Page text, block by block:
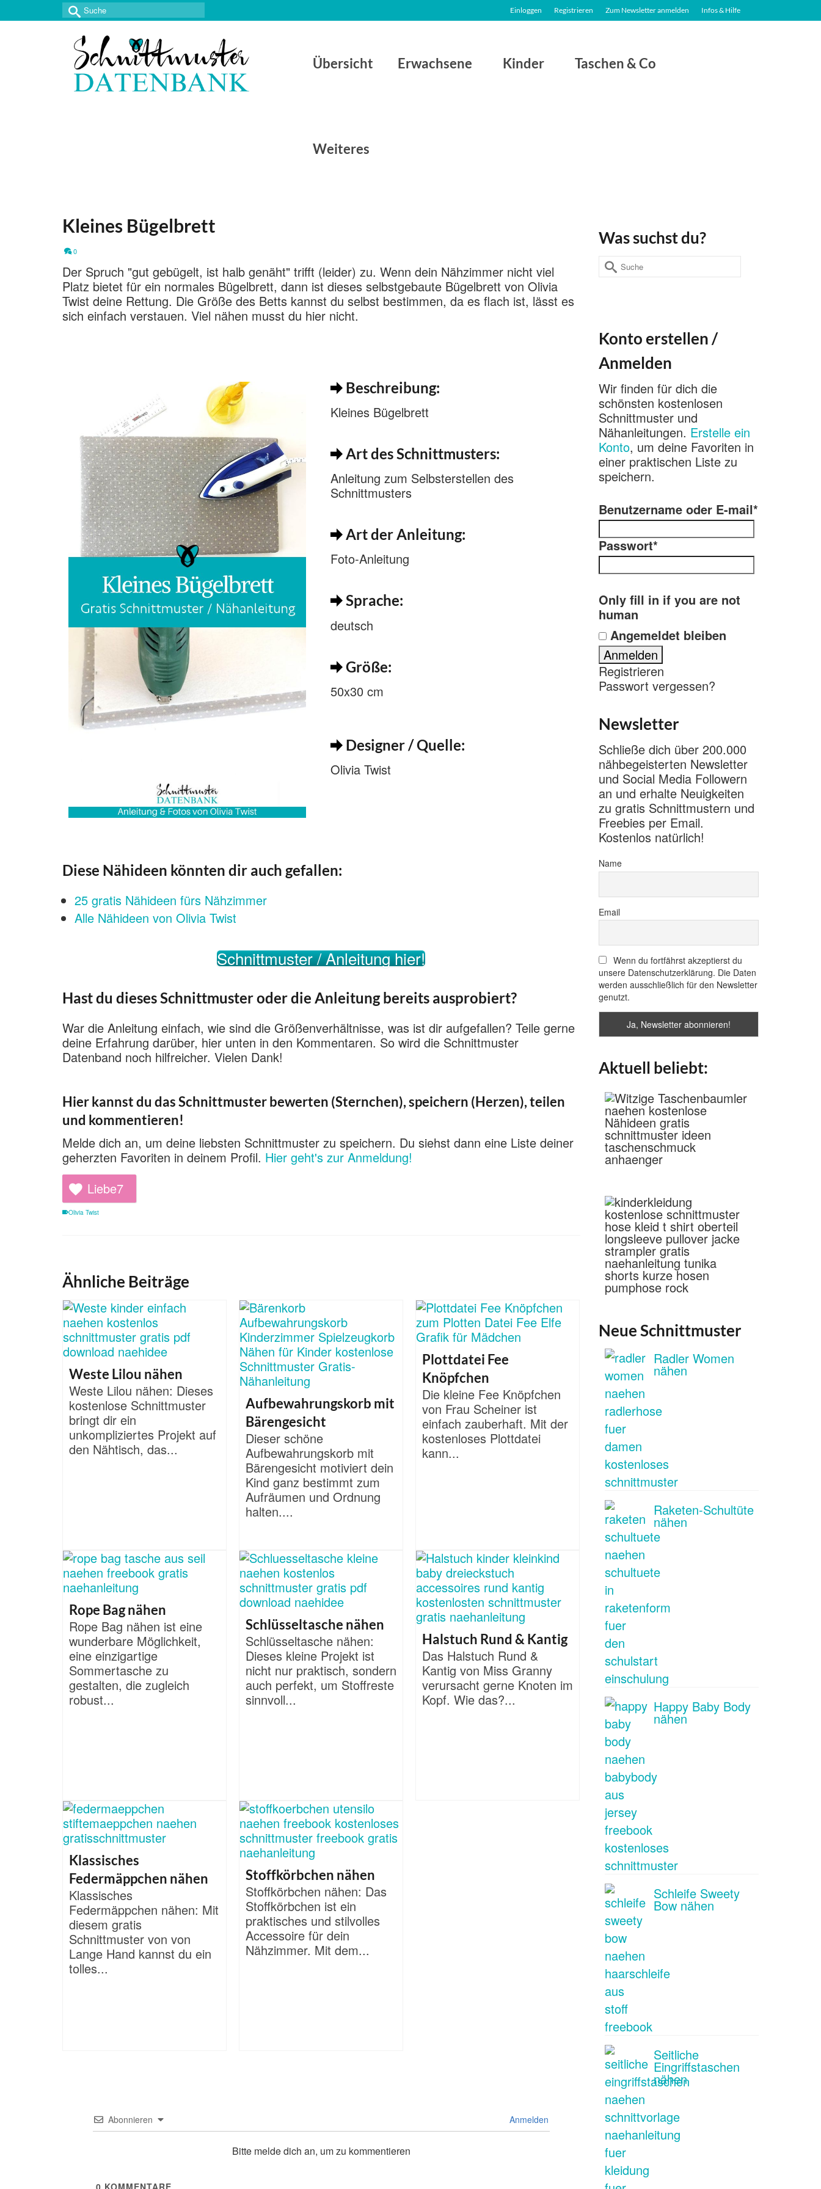
Einloggen Registrieren Zum Newsletter anmelden Infos & Hilfe
Suche
nach:
Übersicht Erwachsene Kinder Taschen & Co
Weiteres
Kleines Bügelbrett
0
Der Spruch "gut gebügelt, ist halb genäht" trifft (leider) zu. Wenn dein Nähzimmer nicht viel
Platz bietet für ein normales Bügelbrett, dann ist dieses selbstgebaute Bügelbrett von Olivia
Twist deine Rettung. Die Größe des Betts kannst du selbst bestimmen, da es flach ist, lässt es
sich einfach verstauen. Viel nähen musst du hier nicht.
Beschreibung:
Kleines Bügelbrett
Art des Schnittmusters:
Anleitung zum Selbsterstellen des
Schnittmusters
Art der Anleitung:
Foto-Anleitung
Sprache:
deutsch
Größe:
50x30 cm
Designer / Quelle:
Olivia Twist
Diese Nähideen könnten dir auch gefallen:
25 gratis Nähideen fürs Nähzimmer
Alle Nähideen von Olivia Twist
Schnittmuster / Anleitung hier!
Hast du dieses Schnittmuster oder die Anleitung bereits ausprobiert?
War die Anleitung einfach, wie sind die Größenverhältnisse, was ist dir aufgefallen? Teile gerne
deine Erfahrung darüber, hier unten in den Kommentaren. So wird die Schnittmuster
Datenband noch hilfreicher. Vielen Dank!
Hier kannst du das Schnittmuster bewerten (Sternchen), speichern (Herzen), teilen
und kommentieren!
Melde dich an, um deine liebsten Schnittmuster zu speichern. Du siehst dann eine Liste deiner
geherzten Favoriten in deinem Profil. Hier geht's zur Anmeldung!
Liebe7
Olivia Twist
Ähnliche Beiträge
Weste Lilou nähen
Weste Lilou nähen: Dieses
kostenlose Schnittmuster
bringt dir ein
unkompliziertes Projekt auf
den Nähtisch, das...
Aufbewahrungskorb mit
Bärengesicht
Dieser schöne
Aufbewahrungskorb mit
Bärengesicht motiviert dein
Kind ganz bestimmt zum
Aufräumen und Ordnung
halten....
Plottdatei Fee
Knöpfchen
Die kleine Fee Knöpfchen
von Frau Scheiner ist
einfach zauberhaft. Mit der
kostenloses Plottdatei
kann...
Rope Bag nähen
Rope Bag nähen ist eine
wunderbare Möglichkeit,
eine einzigartige
Sommertasche zu
gestalten, die zugleich
robust...
Schlüsseltasche nähen
Schlüsseltasche nähen:
Dieses kleine Projekt ist
nicht nur praktisch, sondern
auch perfekt, um Stoffreste
sinnvoll...
Halstuch Rund & Kantig
Das Halstuch Rund &
Kantig von Miss Granny
verursacht gerne Knoten im
Kopf. Wie das?...
Klassisches
Federmäppchen nähen
Klassisches
Federmäppchen nähen: Mit
diesem gratis
Schnittmuster von von
Lange Hand kannst du ein
tolles...
Stoffkörbchen nähen
Stoffkörbchen nähen: Das
Stoffkörbchen ist ein
praktisches und stilvolles
Accessoire für dein
Nähzimmer. Mit dem...
Abonnieren Anmelden
Bitte melde dich an, um zu kommentieren
Was suchst du?
Suche
nach:
Konto erstellen /
Anmelden
Wir finden für dich die
schönsten kostenlosen
Schnittmuster und
Nähanleitungen. Erstelle ein
Konto, um deine Favoriten in
einer praktischen Liste zu
speichern.
Benutzername oder E-mail*
Passwort*
Only fill in if you are not
human
Angemeldet bleiben
Registrieren
Passwort vergessen?
Newsletter
Schließe dich über 200.000
nähbegeisterten Newsletter
und Social Media Followern
an und erhalte Neuigkeiten
zu gratis Schnittmustern und
Freebies per Email.
Kostenlos natürlich!
Name
Email
Wenn du fortfährst akzeptierst du
unsere Datenschutzerklärung. Die Daten
werden ausschließlich für den Newsletter
genutzt.
Aktuell beliebt:
Neue Schnittmuster
Radler Women
nähen
Raketen-Schultüte
nähen
Happy Baby Body
nähen
Schleife Sweety
Bow nähen
Seitliche
Eingriffstaschen
nähen